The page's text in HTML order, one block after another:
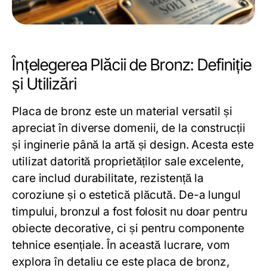
Înțelegerea Plăcii de Bronz: Definiție
și Utilizări
Placa de bronz este un material versatil și
apreciat în diverse domenii, de la construcții
și inginerie până la artă și design. Acesta este
utilizat datorită proprietăților sale excelente,
care includ durabilitate, rezistență la
coroziune și o estetică plăcută. De-a lungul
timpului, bronzul a fost folosit nu doar pentru
obiecte decorative, ci și pentru componente
tehnice esențiale. În această lucrare, vom
explora în detaliu ce este placa de bronz,